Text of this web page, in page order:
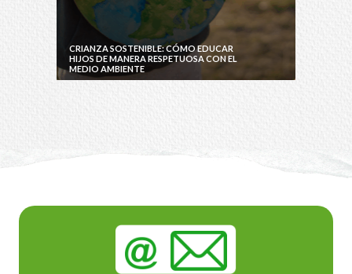
CRIANZA SOSTENIBLE: CÓMO EDUCAR
HIJOS DE MANERA RESPETUOSA CON EL
MEDIO AMBIENTE